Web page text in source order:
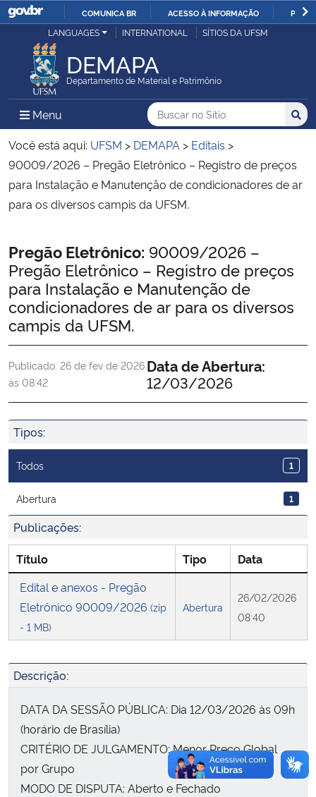
IR
O
COMUNICA BR ACESSO À INFORMAÇÃO
Ministério da Justiça e Segurança Pública
Ministério da Defesa
Ministério das Relações Exteriores
Ministério da Economia
Ministério da Infraestrutura
Ministério da Agricultura, Pecuária e Abastecimento
Ministério da Educação
Ministério da Cidadania
Ministério da Saúde
Ministério de Minas e Energia
Ministério da Ciência, Tecnologia, Inovações e Comunicações
Ministério do Turismo
Controladoria-Geral da União
Ministério da Mulher, da Família e dos Direitos Humanos
Secretaria-Geral
Advocacia-Geral da União
LANGUAGES INTERNATIONAL SÍTIOS DA UFSM
DEMAPA
Departamento de Material e Patrimônio
Menu Menu Principal do Sítio
Busca
Buscar no no Sítio
Busca:
Você está aqui: UFSM > DEMAPA > Editais >
90009/2026 – Pregão Eletrônico – Registro de preços
para Instalação e Manutenção de condicionadores de ar
para os diversos campis da UFSM.
Início do conteúdo
Pregão Eletrônico: 90009/2026 –
Pregão Eletrônico – Registro de preços
para Instalação e Manutenção de
condicionadores de ar para os diversos
campis da UFSM.
Publicado: 26 de fev de 2026
às 08:42
Data de Abertura:
12/03/2026
Tipos:
Todos 1
Abertura 1
Publicações:
Título Tipo
Data
Edital e anexos - Pregão
Eletrônico 90009/2026 (zip
- 1 MB)
Abertura
26/02/2026
08:40
Descrição:
DATA DA SESSÃO PÚBLICA: Dia 12/03/2026 às 09h
(horário de Brasília)
CRITÉRIO DE JULGAMENTO: Menor Preço Global
por Grupo
MODO DE DISPUTA: Aberto e Fechado